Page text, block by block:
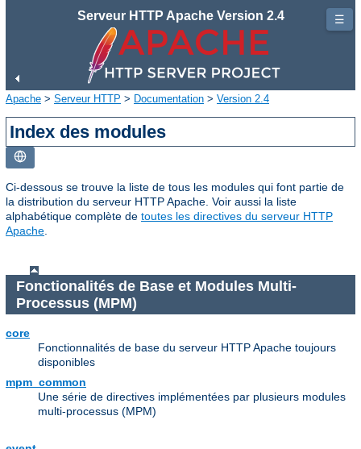
Serveur HTTP Apache Version 2.4
Apache > Serveur HTTP > Documentation > Version 2.4
Index des modules
Ci-dessous se trouve la liste de tous les modules qui font partie de
la distribution du serveur HTTP Apache. Voir aussi la liste
alphabétique complète de toutes les directives du serveur HTTP
Apache
Fonctionalités de Base et Modules Multi-
Processus (MPM)
core
Fonctionnalités de base du serveur HTTP Apache toujours
disponibles
mpm_common
Une série de directives implémentées par plusieurs modules
multi-processus (MPM)
☰